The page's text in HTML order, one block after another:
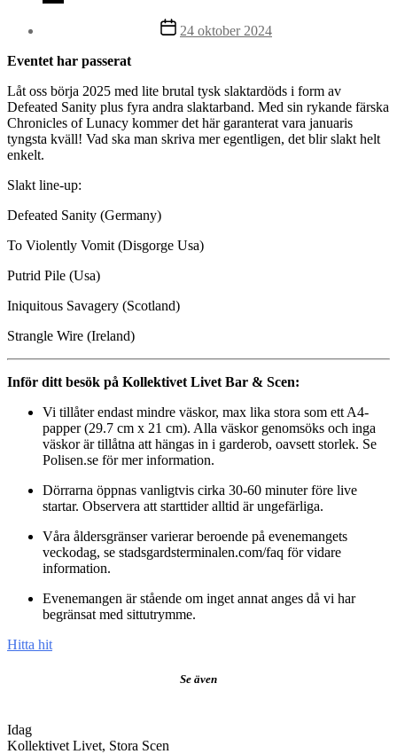
Inläggsdatum
24 oktober 2024
Eventet har passerat
Låt oss börja 2025 med lite brutal tysk slaktardöds i form av
Defeated Sanity plus fyra andra slaktarband. Med sin rykande färska
Chronicles of Lunacy kommer det här garanterat vara januaris
tyngsta kväll! Vad ska man skriva mer egentligen, det blir slakt helt
enkelt.
Slakt line-up:
Defeated Sanity (Germany)
To Violently Vomit (Disgorge Usa)
Putrid Pile (Usa)
Iniquitous Savagery (Scotland)
Strangle Wire (Ireland)
Inför ditt besök på Kollektivet Livet Bar & Scen:
Vi tillåter endast mindre väskor, max lika stora som ett A4-
papper (29.7 cm x 21 cm). Alla väskor genomsöks och inga
väskor är tillåtna att hängas in i garderob, oavsett storlek. Se
Polisen.se för mer information.
Dörrarna öppnas vanligtvis cirka 30-60 minuter före live
startar. Observera att starttider alltid är ungefärliga.
Våra åldersgränser varierar beroende på evenemangets
veckodag, se stadsgardsterminalen.com/faq för vidare
information.
Evenemangen är stående om inget annat anges då vi har
begränsat med sittutrymme.
Hitta hit
Se även
Idag
Kollektivet Livet, Stora Scen